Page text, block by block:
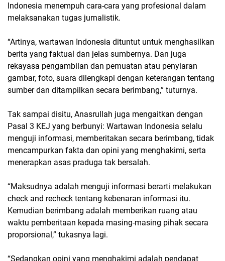
Indonesia menempuh cara-cara yang profesional dalam
melaksanakan tugas jurnalistik.
“Artinya, wartawan Indonesia dituntut untuk menghasilkan
berita yang faktual dan jelas sumbernya. Dan juga
rekayasa pengambilan dan pemuatan atau penyiaran
gambar, foto, suara dilengkapi dengan keterangan tentang
sumber dan ditampilkan secara berimbang,” tuturnya.
Tak sampai disitu, Anasrullah juga mengaitkan dengan
Pasal 3 KEJ yang berbunyi: Wartawan Indonesia selalu
menguji informasi, memberitakan secara berimbang, tidak
mencampurkan fakta dan opini yang menghakimi, serta
menerapkan asas praduga tak bersalah.
“Maksudnya adalah menguji informasi berarti melakukan
check and recheck tentang kebenaran informasi itu.
Kemudian berimbang adalah memberikan ruang atau
waktu pemberitaan kepada masing-masing pihak secara
proporsional,” tukasnya lagi.
“Sedangkan opini yang menghakimi adalah pendapat